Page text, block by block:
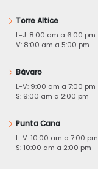
Torre Altice
L-J: 8:00 am a 6:00 pm
V: 8:00 am a 5:00 pm
Bávaro
L-V: 9:00 am a 7:00 pm
S: 9:00 am a 2:00 pm
Punta Cana
L-V: 10:00 am a 7:00 pm
S: 10:00 am a 2:00 pm